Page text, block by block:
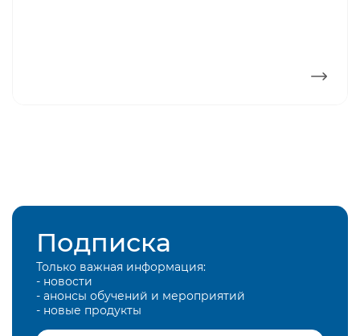
Подписка
Только важная информация:
- новости
- анонсы обучений и мероприятий
- новые продукты